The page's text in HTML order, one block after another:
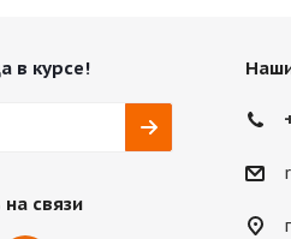
в курсе!
связи